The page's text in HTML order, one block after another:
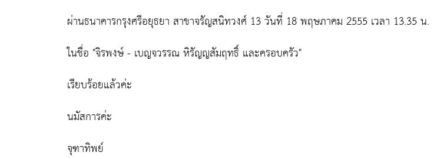
ผ่านธนาคารกรุงศรีอยุธยา สาขาจรัญสนิทวงศ์ 13 วันที่ 18 พฤษภาคม 2555 เวลา 13.35 น.
ในชื่อ "จิรพงษ์ - เบญจวรรณ หิรัญญสัมฤทธิ์ และครอบครัว"
เรียบร้อยแล้วค่ะ
นมัสการค่ะ
จุฑาทิพย์